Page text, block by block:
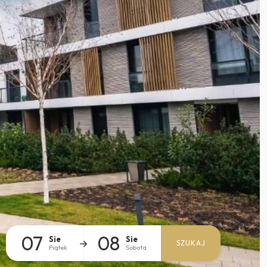
07 Sie
Piątek 08 Sie
Sobota SZUKAJ